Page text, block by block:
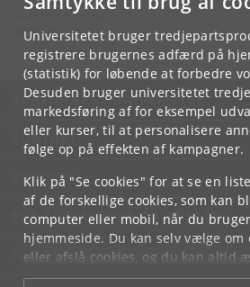
Universitetet bruger
registrere brugernes adfærd på
(statistik) for løbende at forbedre
Desuden bruger universitetet
markedsføring af for eksempel
eller kurser, til at personalisere
følge op på effekten af kampagner.
Klik på "Se cookies" for at se en
af de forskellige cookies, som kan
computer eller mobil, når du
hjemmeside. Du kan selv vælge om
eller afslå cookies, og du kan altid
underCookie- og privatlivspolitik
Niels Bohr Institutet
NBI@ nbi ku.dk
KØBENHAVNS UNIVERSITET
KONTAKT
SERVICES
FOR STUDERENDE OG ANSATTE
JOB OG KARRIERE